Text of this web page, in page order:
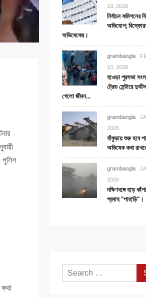
পুলিশ
18, 2026
নির্বাচন কমিশনের
অভিযোগ;
অভিষেকের।
grambangla
10, 2026
হাওড়া পুরসভা
ট্রেড সেন্টারে
গেলো জীবন…
grambangla
2026
বাঁকুড়ায় শুরু হবে
অভিষেক কথা
grambangla
2026
দক্ষিণবঙ্গে হাড়
প্রবাহ “পাহাড়ি”।